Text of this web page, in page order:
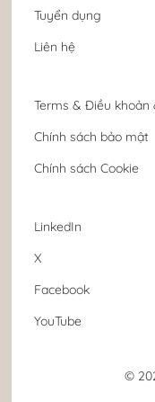
Tuyển dụng
Liên hệ
Terms & Điều khoản
Chính sách bảo mật
Chính sách Cookie
LinkedIn
X
Facebook
YouTube
©